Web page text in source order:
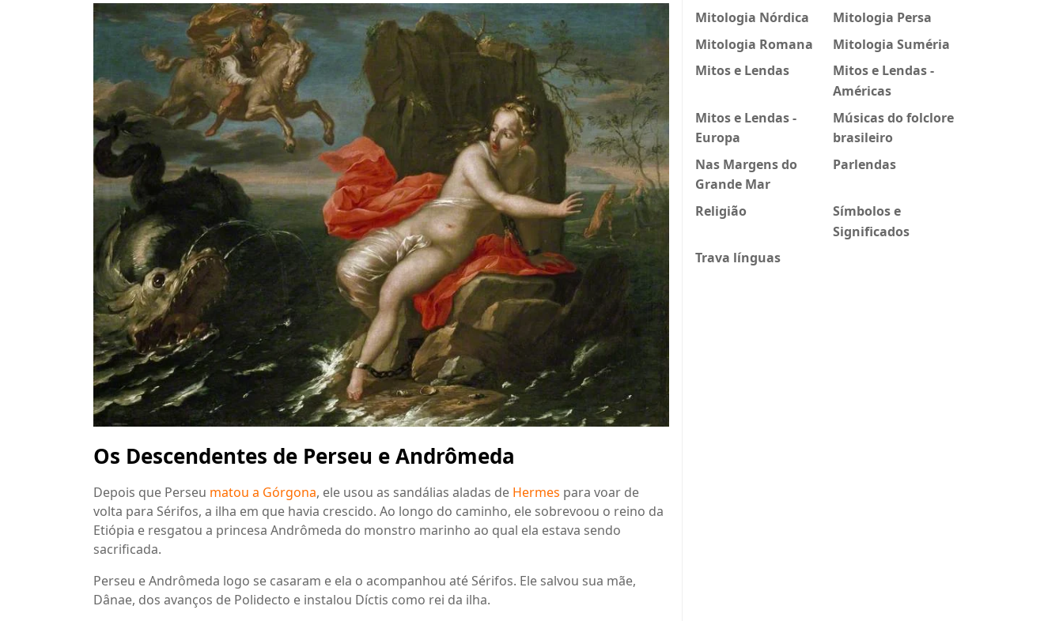
Os Descendentes de Perseu e Andrômeda
Depois que Perseu matou a Górgona, ele usou as sandálias aladas de Hermes para voar de
volta para Sérifos, a ilha em que havia crescido. Ao longo do caminho, ele sobrevoou o reino da
Etiópia e resgatou a princesa Andrômeda do monstro marinho ao qual ela estava sendo
sacrificada.
Perseu e Andrômeda logo se casaram e ela o acompanhou até Sérifos. Ele salvou sua mãe,
Dânae, dos avanços de Polidecto e instalou Díctis como rei da ilha.
Mitologia Nórdica
Mitologia Persa
Mitologia Romana
Mitologia Suméria
Mitos e Lendas
Mitos e Lendas -
Américas
Mitos e Lendas -
Europa
Músicas do folclore
brasileiro
Nas Margens do
Grande Mar
Parlendas
Religião
Símbolos e
Significados
Trava línguas